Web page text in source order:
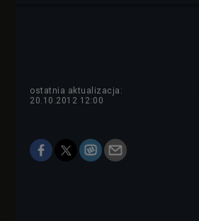
ostatnia aktualizacja:
20.10.2012 12:00